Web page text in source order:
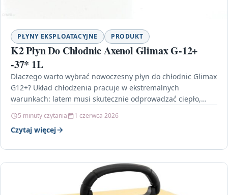
PŁYNY EKSPLOATACYJNE PRODUKT
K2 Płyn Do Chłodnic Axenol Glimax G-12+
-37* 1L
Dlaczego warto wybrać nowoczesny płyn do chłodnic Glimax
G12+? Układ chłodzenia pracuje w ekstremalnych
warunkach: latem musi skutecznie odprowadzać ciepło,
5 minuty czytania 1 czerwca 2026
Czytaj więcej